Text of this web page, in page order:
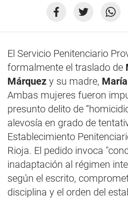
El Servicio Penitenciario
formalmente el traslado de
Márquez y su madre,
Ambas mujeres fueron
presunto delito de
alevosía en grado de
Establecimiento
Rioja. El pedido invoca
inadaptación al régimen
según el escrito,
disciplina y el orden del